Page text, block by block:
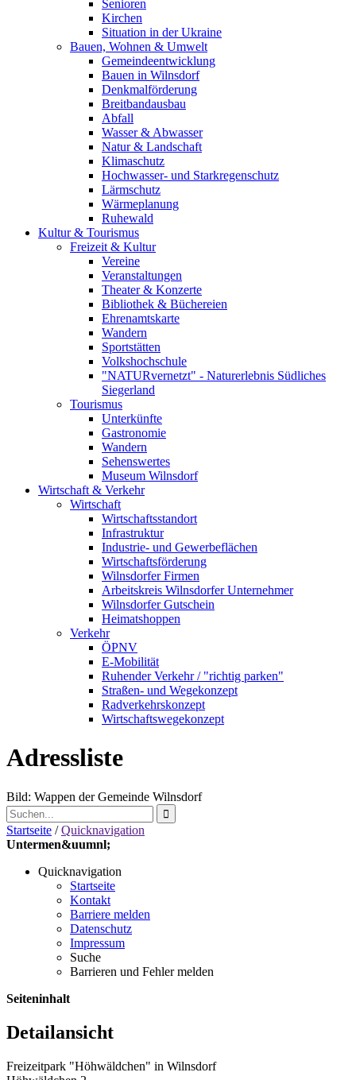
Senioren
Kirchen
Situation in der Ukraine
Bauen, Wohnen & Umwelt
Gemeindeentwicklung
Bauen in Wilnsdorf
Denkmalförderung
Breitbandausbau
Abfall
Wasser & Abwasser
Natur & Landschaft
Klimaschutz
Hochwasser- und Starkregenschutz
Lärmschutz
Wärmeplanung
Ruhewald
Kultur & Tourismus
Freizeit & Kultur
Vereine
Veranstaltungen
Theater & Konzerte
Bibliothek & Büchereien
Ehrenamtskarte
Wandern
Sportstätten
Volkshochschule
"NATURvernetzt" - Naturerlebnis Südliches
Siegerland
Tourismus
Unterkünfte
Gastronomie
Wandern
Sehenswertes
Museum Wilnsdorf
Wirtschaft & Verkehr
Wirtschaft
Wirtschaftsstandort
Infrastruktur
Industrie- und Gewerbeflächen
Wirtschaftsförderung
Wilnsdorfer Firmen
Arbeitskreis Wilnsdorfer Unternehmer
Wilnsdorfer Gutschein
Heimatshoppen
Verkehr
ÖPNV
E-Mobilität
Ruhender Verkehr / "richtig parken"
Straßen- und Wegekonzept
Radverkehrskonzept
Wirtschaftswegekonzept
Adressliste
Bild: Wappen der Gemeinde Wilnsdorf
Startseite /Quicknavigation
Untermen&uumnl;
Quicknavigation
Startseite
Kontakt
Barriere melden
Datenschutz
Impressum
Suche
Barrieren und Fehler melden
Seiteninhalt
Detailansicht
Freizeitpark "Höhwäldchen" in Wilnsdorf